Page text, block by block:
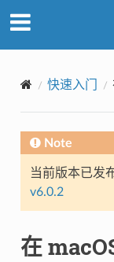
快速入门
Note
当前版本已发
v6.0.2
在